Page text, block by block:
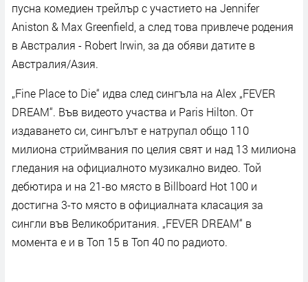
пусна комедиен трейлър с участието на Jennifer
Aniston & Max Greenfield, а след това привлече родения
в Австралия - Robert Irwin, за да обяви датите в
Австралия/Азия.
„Fine Place to Die“ идва след сингъла на Alex „FEVER
DREAM“. Във видеото участва и Paris Hilton. От
издаването си, сингълът е натрупал общо 110
милиона стриймвания по целия свят и над 13 милиона
гледания на официалното музикално видео. Той
дебютира и на 21-во място в Billboard Hot 100 и
достигна 3-то място в официалната класация за
сингли във Великобритания. „FEVER DREAM“ в
момента е и в Топ 15 в Топ 40 по радиото.